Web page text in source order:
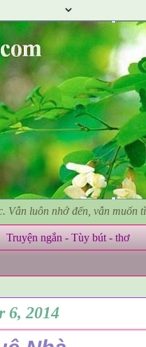
Vẫn luôn nhớ đến, vẫn muốn
Truyện ngắn - Tùy bút - thơ
6, 2014